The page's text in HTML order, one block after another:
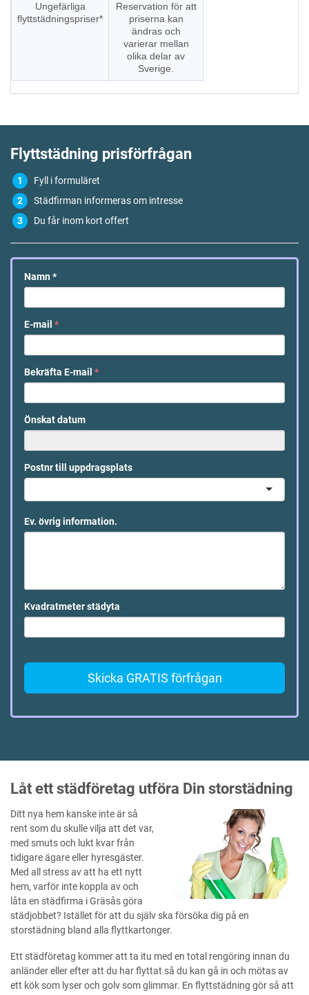
Ungefärliga
flyttstädningspriser*
Reservation för att
priserna kan
ändras och
varierar mellan
olika delar av
Sverige.
Flyttstädning prisförfrågan
Fyll i formuläret
Städfirman informeras om intresse
Du får inom kort offert
Namn *
E-mail *
Bekräfta E-mail *
Önskat datum
Postnr till uppdragsplats
Ev. övrig information.
Kvadratmeter städyta
Skicka GRATIS förfrågan
Låt ett städföretag utföra Din storstädning
Ditt nya hem kanske inte är så
rent som du skulle vilja att det var,
med smuts och lukt kvar från
tidigare ägare eller hyresgäster.
Med all stress av att ha ett nytt
hem, varför inte koppla av och
låta en städfirma i Gräsås göra
städjobbet? Istället för att du själv ska försöka dig på en
storstädning bland alla flyttkartonger.
Ett städföretag kommer att ta itu med en total rengöring innan du
anländer eller efter att du har flyttat så du kan gå in och mötas av
ett kök som lyser och golv som glimmar. En flyttstädning gör så att